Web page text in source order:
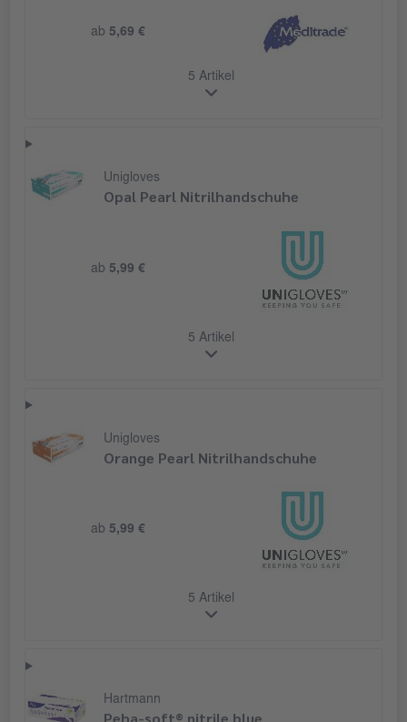
ab 5,69 €
5 Artikel
Unigloves
Opal Pearl Nitrilhandschuhe
ab 5,99 €
5 Artikel
Unigloves
Orange Pearl Nitrilhandschuhe
ab 5,99 €
5 Artikel
Hartmann